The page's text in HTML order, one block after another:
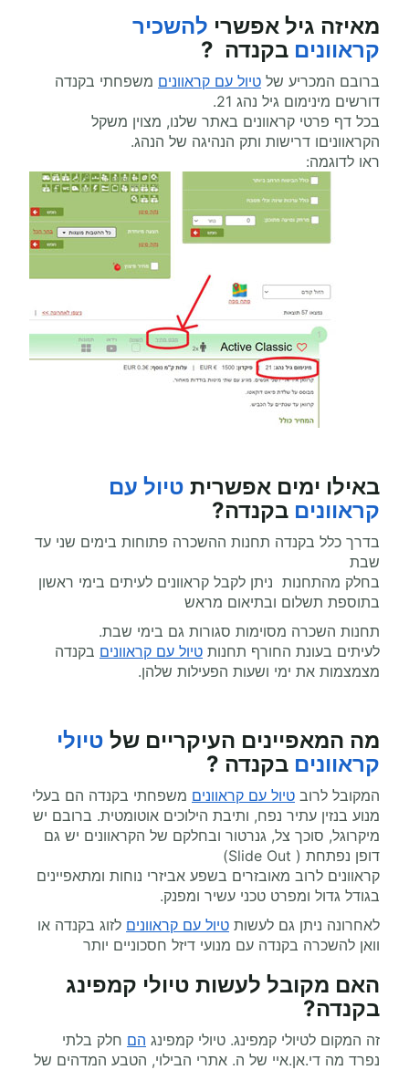
מאיזה גיל אפשרי להשכיר
קראוונים בקנדה ?
ברובם המכריע של טיול עם קראוונים משפחתי בקנדה
דורשים מינימום גיל נהג 21.
בכל דף פרטי קראוונים באתר שלנו, מצוין משקל
הקראווניםו דרישות ותק הנהיגה של הנהג.
ראו לדוגמה:
באילו ימים אפשרית טיול עם
קראוונים בקנדה?
בדרך כלל בקנדה תחנות ההשכרה פתוחות בימים שני עד
שבת
בחלק מהתחנות ניתן לקבל קראוונים לעיתים בימי ראשון
בתוספת תשלום ובתיאום מראש
תחנות השכרה מסוימות סגורות גם בימי שבת.
לעיתים בעונת החורף תחנות טיול עם קראוונים בקנדה
מצמצמות את ימי ושעות הפעילות שלהן.
מה המאפיינים העיקריים של טיולי
קראוונים בקנדה ?
המקובל לרוב טיול עם קראוונים משפחתי בקנדה הם בעלי
מנוע בנזין עתיר נפח, ותיבת הילוכים אוטומטית. ברובם יש
מיקרוגל, סוכך צל, גנרטור ובחלקם של הקראוונים יש גם
דופן נפתחת ( Slide Out)
קראוונים לרוב מאובזרים בשפע אביזרי נוחות ומתאפיינים
בגודל גדול ומפרט טכני עשיר ומפנק.
לאחרונה ניתן גם לעשות טיול עם קראוונים לזוג בקנדה או
וואן להשכרה בקנדה עם מנועי דיזל חסכוניים יותר
האם מקובל לעשות טיולי קמפינג
בקנדה?
זה המקום לטיולי קמפינג. טיולי קמפינג הם חלק בלתי
נפרד מה די.אן.איי של ה. אתרי הבילוי, הטבע המדהים של